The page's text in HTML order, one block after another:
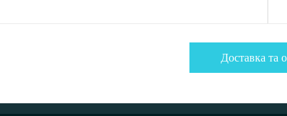
Доставка та